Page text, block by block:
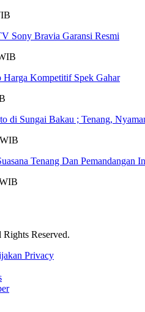
Sony Bravia Garansi Resmi
Kompetitif Spek Gahar
di Sungai Bakau ; Tenang,
Tenang Dan Pemandangan
Reserved.
Privacy